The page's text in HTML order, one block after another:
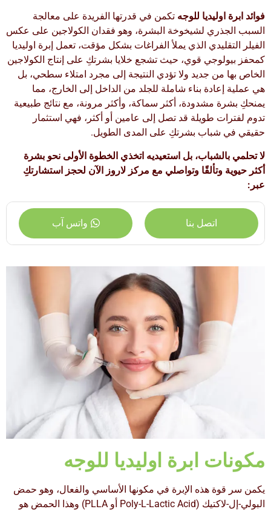
فوائد ابرة اوليديا للوجه تكمن في قدرتها الفريدة على معالجة
السبب الجذري لشيخوخة البشرة، وهو فقدان الكولاجين على عكس
الفيلر التقليدي الذي يملأ الفراغات بشكل مؤقت، تعمل إبرة اوليديا
كمحفز بيولوجي قوي، حيث تشجع خلايا بشرتكِ على إنتاج الكولاجين
الخاص بها من جديد ولا تؤدي النتيجة إلى مجرد امتلاء سطحي، بل
هي عملية إعادة بناء شاملة للجلد من الداخل إلى الخارج، مما
يمنحكِ بشرة مشدودة، أكثر سماكة، وأكثر مرونة، مع نتائج طبيعية
تدوم لفترات طويلة قد تصل إلى عامين أو أكثر، فهي استثمار
حقيقي في شباب بشرتكِ على المدى الطويل.
لا تحلمي بالشباب، بل استعيديه اتخذي الخطوة الأولى نحو بشرة
أكثر حيوية وتألقًا وتواصلي مع مركز لاروز الآن لحجز استشارتكِ
عبر:
اتصل بنا واتس آب
مكونات ابرة اوليديا للوجه
يكمن سر قوة هذه الإبرة في مكونها الأساسي والفعال، وهو حمض
البولي-إل-لاكتيك (Poly-L-Lactic Acid أو PLLA) وهذا الحمض هو